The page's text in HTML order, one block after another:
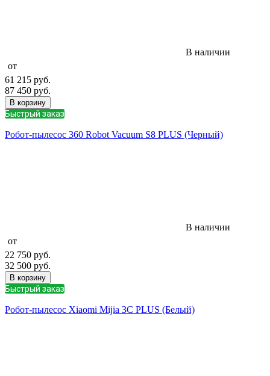
В наличии
от
61 215 руб.
87 450 руб.
В корзину
Быстрый заказ
Робот-пылесос 360 Robot Vacuum S8 PLUS (Черный)
В наличии
от
22 750 руб.
32 500 руб.
В корзину
Быстрый заказ
Робот-пылесос Xiaomi Mijia 3C PLUS (Белый)